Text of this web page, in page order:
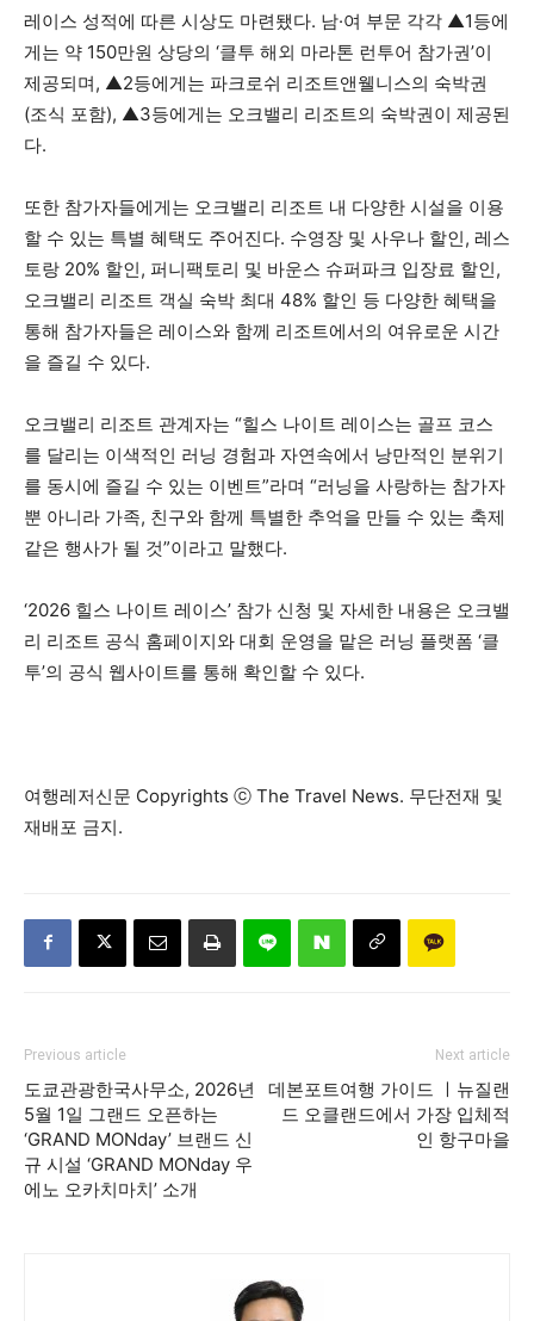
레이스 성적에 따른 시상도 마련됐다. 남·여 부문 각각 ▲1등에
게는 약 150만원 상당의 ‘클투 해외 마라톤 런투어 참가권’이
제공되며, ▲2등에게는 파크로쉬 리조트앤웰니스의 숙박권
(조식 포함), ▲3등에게는 오크밸리 리조트의 숙박권이 제공된
다.
또한 참가자들에게는 오크밸리 리조트 내 다양한 시설을 이용
할 수 있는 특별 혜택도 주어진다. 수영장 및 사우나 할인, 레스
토랑 20% 할인, 퍼니팩토리 및 바운스 슈퍼파크 입장료 할인,
오크밸리 리조트 객실 숙박 최대 48% 할인 등 다양한 혜택을
통해 참가자들은 레이스와 함께 리조트에서의 여유로운 시간
을 즐길 수 있다.
오크밸리 리조트 관계자는 “힐스 나이트 레이스는 골프 코스
를 달리는 이색적인 러닝 경험과 자연속에서 낭만적인 분위기
를 동시에 즐길 수 있는 이벤트”라며 “러닝을 사랑하는 참가자
뿐 아니라 가족, 친구와 함께 특별한 추억을 만들 수 있는 축제
같은 행사가 될 것”이라고 말했다.
‘2026 힐스 나이트 레이스’ 참가 신청 및 자세한 내용은 오크밸
리 리조트 공식 홈페이지와 대회 운영을 맡은 러닝 플랫폼 ‘클
투’의 공식 웹사이트를 통해 확인할 수 있다.
여행레저신문 Copyrights ⓒ The Travel News. 무단전재 및
재배포 금지.
Previous article
도쿄관광한국사무소, 2026년
5월 1일 그랜드 오픈하는
‘GRAND MONday’ 브랜드 신
규 시설 ‘GRAND MONday 우
에노 오카치마치’ 소개
Next article
데본포트여행 가이드 ㅣ뉴질랜
드 오클랜드에서 가장 입체적
인 항구마을